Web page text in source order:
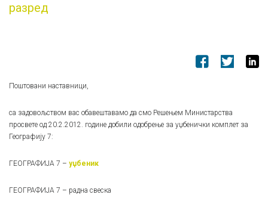
разред
Поштовани наставници,
са задовољством вас обавештавамо да смо Решењем Министарства
просвете од 20.2.2012. године добили одобрење за уџбенички комплет за
Географију 7:
ГЕОГРАФИЈА 7 – уџбеник
ГЕОГРАФИЈА 7 – радна свеска